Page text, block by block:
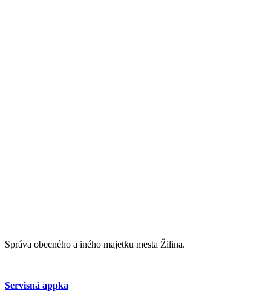
Správa obecného a iného majetku mesta Žilina.
Servisná appka